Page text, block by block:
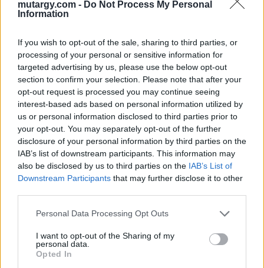
mutargy.com - Do Not Process My Personal
Information
If you wish to opt-out of the sale, sharing to third parties, or
processing of your personal or sensitive information for
targeted advertising by us, please use the below opt-out
section to confirm your selection. Please note that after your
opt-out request is processed you may continue seeing
interest-based ads based on personal information utilized by
us or personal information disclosed to third parties prior to
your opt-out. You may separately opt-out of the further
disclosure of your personal information by third parties on the
IAB’s list of downstream participants. This information may
also be disclosed by us to third parties on the IAB’s List of
Downstream Participants that may further disclose it to other
Personal Data Processing Opt Outs
I want to opt-out of the Sharing of my
personal data.
Opted In
Eladó:Amor Del Arte Galéria-
Aukciósház
Cím: Ráduly Zoltán
Amor Del Arte Kft.
Sopron
06202391066
9400
Telefon: 06202391066
Weboldal:
http://www.amordelarte.hu
adás-vételével, bizományosi értékesítésével, festmények
lebonyolításával. A weboldalon elérhetőek a cég által kínált
festmények, és egy online aukciós felület is, mely által bárki
számára lehetőség nyílik egy regisztráció után, hogy részt